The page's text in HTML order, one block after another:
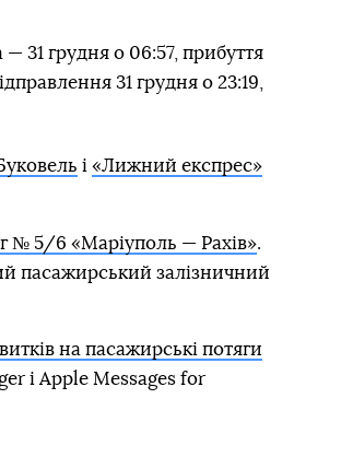
31 грудня о 06:57, прибуття
31 грудня о 23:19,
і «Лижний експрес»
№ 5/6 «Маріуполь — Рахів».
пасажирський залізничний
на пасажирські потяги
і Apple Messages for